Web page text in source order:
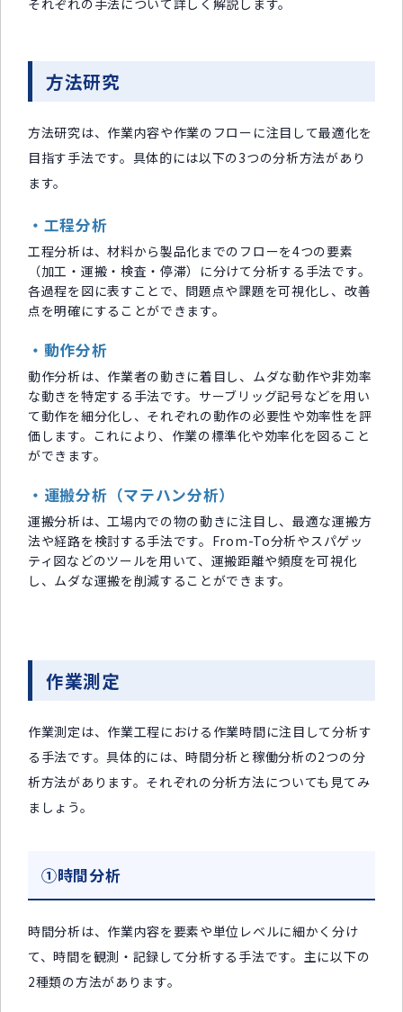
それぞれの手法について詳しく解説します。
方法研究
方法研究は、作業内容や作業のフローに注目して最適化を
目指す手法です。具体的には以下の3つの分析方法があり
ます。
・工程分析
工程分析は、材料から製品化までのフローを4つの要素
（加工・運搬・検査・停滞）に分けて分析する手法です。
各過程を図に表すことで、問題点や課題を可視化し、改善
点を明確にすることができます。
・動作分析
動作分析は、作業者の動きに着目し、ムダな動作や非効率
な動きを特定する手法です。サーブリッグ記号などを用い
て動作を細分化し、それぞれの動作の必要性や効率性を評
価します。これにより、作業の標準化や効率化を図ること
ができます。
・運搬分析（マテハン分析）
運搬分析は、工場内での物の動きに注目し、最適な運搬方
法や経路を検討する手法です。From-To分析やスパゲッ
ティ図などのツールを用いて、運搬距離や頻度を可視化
し、ムダな運搬を削減することができます。
作業測定
作業測定は、作業工程における作業時間に注目して分析す
る手法です。具体的には、時間分析と稼働分析の2つの分
析方法があります。それぞれの分析方法についても見てみ
ましょう。
①時間分析
時間分析は、作業内容を要素や単位レベルに細かく分け
て、時間を観測・記録して分析する手法です。主に以下の
2種類の方法があります。